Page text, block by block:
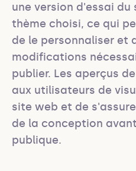
une version d'essai du
thème choisi, ce qui
de le personnaliser et
modifications
publier. Les aperçus
aux utilisateurs de
site web et de
de la conception
publique.